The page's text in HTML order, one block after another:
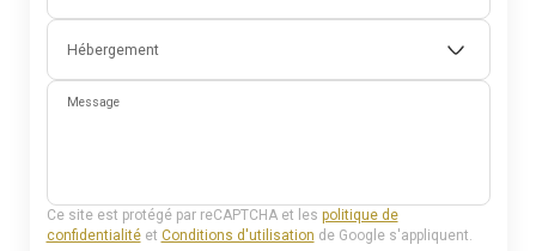
Hébergement
Message
Ce site est protégé par reCAPTCHA et les politique de
confidentialitéet Conditions d'utilisation de Google s'appliquent.